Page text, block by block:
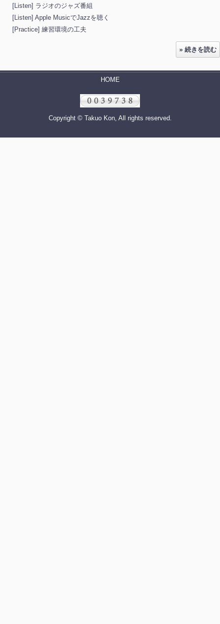
[Listen] ラジオのジャズ番組
[Listen] Apple MusicでJazzを聴く
[Practice] 練習環境の工夫
» 続きを読む
HOME
Copyright © Takuo Kon, All rights reserved.